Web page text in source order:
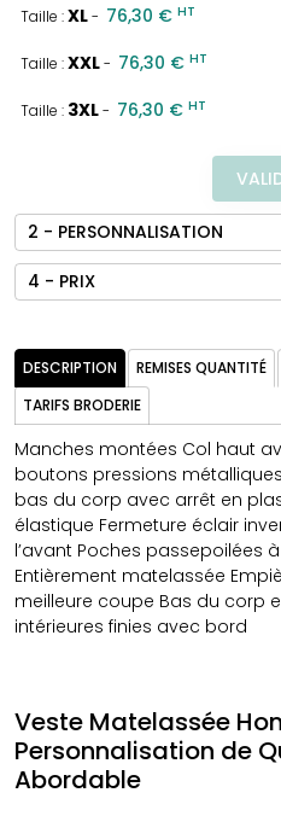
Taille :XL- 76,30 € HT
Taille :XXL- 76,30 € HT
Taille : 3XL- 76,30 € HT
2 - PERSONNALISATION
4 - PRIX
DESCRIPTION REMISES QUANTITÉ
TARIFS BRODERIE
Manches montées Col haut
boutons pressions
bas du corp avec arrêt en
élastique Fermeture éclair
l’avant Poches passepoilées
Entièrement matelassée
meilleure coupe Bas du corp
intérieures finies avec bord
Veste Matelassée
Personnalisation de
Abordable